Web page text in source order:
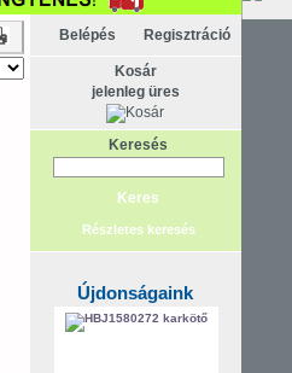
Belépés Regisztráció
Kosár
jelenleg üres
Keresés
Részletes keresés
Újdonságaink